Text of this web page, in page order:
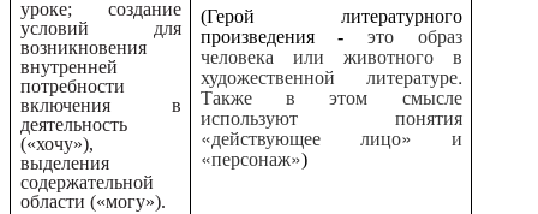
уроке; создание
условий для
возникновения
внутренней
потребности
включения в
деятельность
(«хочу»),
выделения
содержательной
области («могу»).
(Герой литературного
произведения- это образ
человека или животного в
художественной литературе.
Также в этом смысле
используют понятия
«действующее лицо» и
«персонаж»)